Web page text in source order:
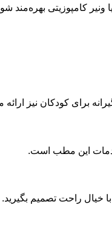
کامپوزیتی بهره‌مند
برای کودکان نیز
خدمات این مطب است.
خیال راحت تصمیم بگیرید.